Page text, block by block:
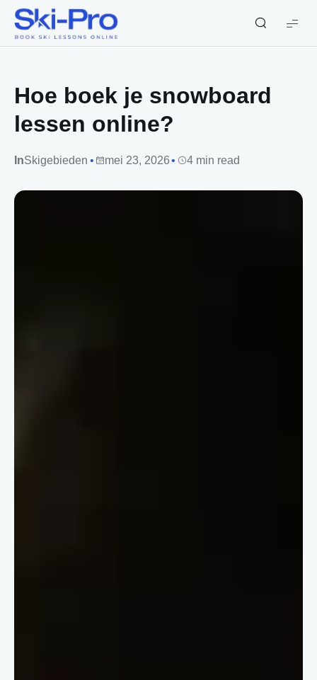
Ski-
Pro
Hoe boek je snowboard
lessen online?
InSkigebieden mei 23, 2026 4 min read